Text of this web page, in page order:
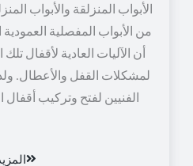
الأبواب المنزلقة والأبواب
من الأبواب المفصلية
أن الآليات العادية لأقفال
لمشكلات القفل والأعطال.
الفنيين لفتح وتركيب أقفال